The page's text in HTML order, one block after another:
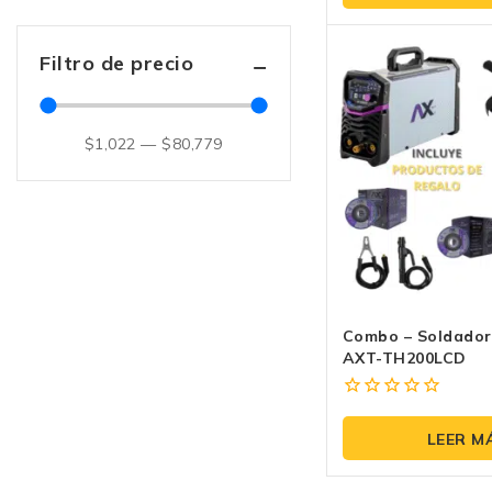
Combo – Soldadora Inversora
AXT-TH200LCD
0
de
5
LEER
Filtro de precio
$1,022 —$80,779